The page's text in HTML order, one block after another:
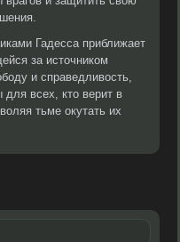
Гадесса приближает
за источником
и справедливость,
всех, кто верит в
тьме окутать их